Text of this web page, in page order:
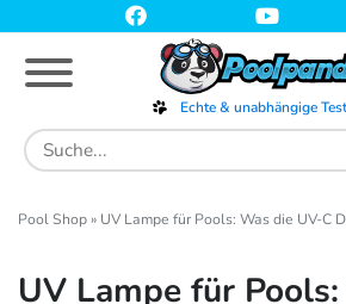
to
main
content
Echte & unabhängige
Search
for:
Pool Shop» UV Lampe für Pools: Was die UV-C
UV Lampe für